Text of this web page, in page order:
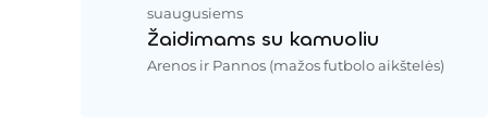
suaugusiems
Žaidimams su kamuoliu
Arenos ir Pannos (mažos futbolo aikštelės)